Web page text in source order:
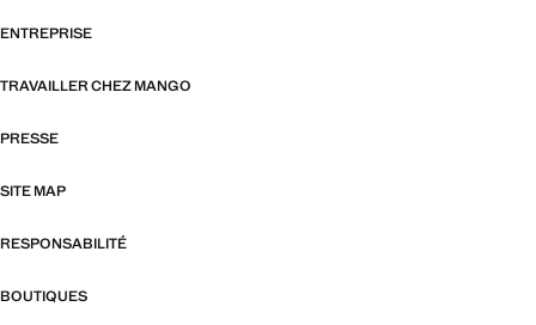
ENTREPRISE
TRAVAILLER CHEZ MANGO
PRESSE
SITE MAP
RESPONSABILITÉ
BOUTIQUES